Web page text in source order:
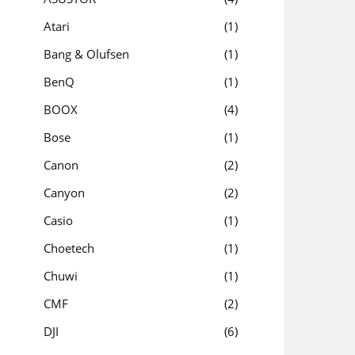
Atari
1
Bang & Olufsen
1
BenQ
1
BOOX
4
Bose
1
Canon
2
Canyon
2
Casio
1
Choetech
1
Chuwi
1
CMF
2
DJI
6